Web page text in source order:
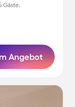
Angebot